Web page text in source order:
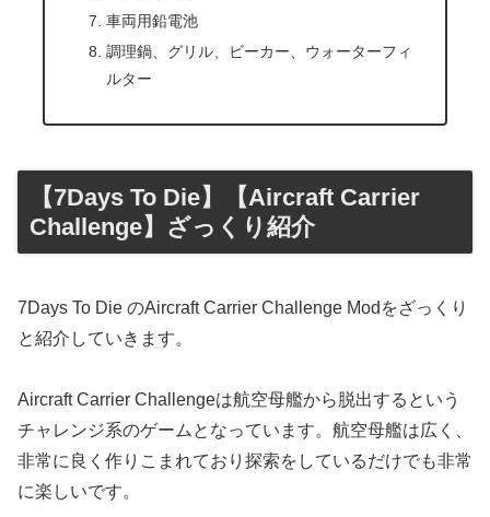
車両用鉛電池
調理鍋、グリル、ビーカー、ウォーターフィ
ルター
【7Days To Die】【Aircraft Carrier
Challenge】ざっくり紹介
7Days To Die のAircraft Carrier Challenge Modをざっくり
と紹介していきます。
Aircraft Carrier Challengeは航空母艦から脱出するという
チャレンジ系のゲームとなっています。航空母艦は広く、
非常に良く作りこまれており探索をしているだけでも非常
に楽しいです。